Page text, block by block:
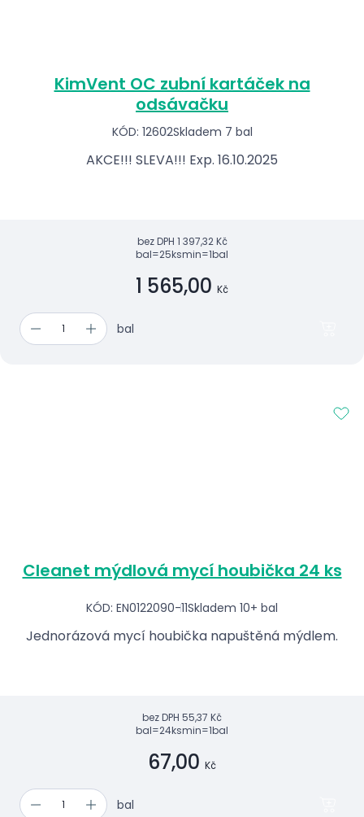
KimVent OC zubní kartáček na
odsávačku
KÓD: 12602Skladem 7 bal
AKCE!!! SLEVA!!! Exp. 16.10.2025
bez DPH 1 397,32 Kč
bal=25ksmin=1bal
1 565,00 Kč
bal
Cleanet mýdlová mycí houbička 24 ks
KÓD: EN0122090-11Skladem 10+ bal
Jednorázová mycí houbička napuštěná mýdlem.
bez DPH 55,37 Kč
bal=24ksmin=1bal
67,00 Kč
bal